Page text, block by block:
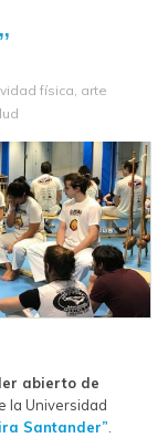
física arte
abierto de
la Universidad
Santander”